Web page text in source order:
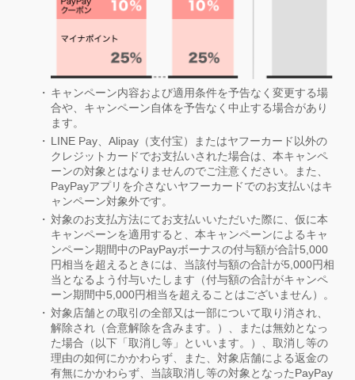
キャンペーン内容および適用条件を予告なく変更する場
合や、キャンペーン自体を予告なく中止する場合があり
ます。
LINE Pay、Alipay（支付宝）またはヤフーカード以外の
クレジットカードでお支払いされた場合は、本キャンペ
ーンの対象とはなりませんのでご注意ください。また、
PayPayアプリを介さないヤフーカードでのお支払いはキ
ャンペーン対象外です。
対象のお支払方法にてお支払いいただいた際に、仮に本
キャンペーンを適用すると、本キャンペーンによるキャ
ンペーン期間中のPayPayボーナスの付与額が合計5,000
円相当を超えるときには、当該付与額の合計が5,000円相
当となるよう付与いたします（付与額の合計がキャンペ
ーン期間中5,000円相当を超えることはございません）。
対象店舗との取引の全部又は一部について取り消され、
解除され（合意解除を含みます。）、または無効となっ
た場合（以下「取消し等」といいます。）、取消し等の
理由の如何にかかわらず、また、対象店舗による返金の
有無にかかわらず、当該取消し等の対象となったPayPay